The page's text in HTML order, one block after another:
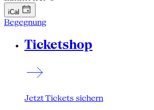
iCal
Begegnung
Ticketshop
Jetzt Tickets sichern